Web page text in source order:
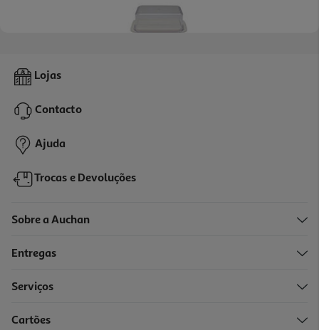
Mantegueira Em Plástico Actuel Branca 18x9.5x7cm
2,99 €
Lojas
Contacto
Ajuda
Trocas e Devoluções
Sobre a Auchan
Entregas
Serviços
Cartões